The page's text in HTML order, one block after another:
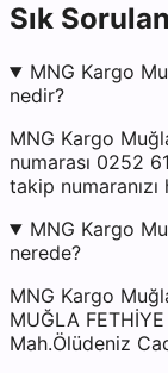
Sık
MNG Kargo
nedir?
MNG Kargo
numarası 0252
takip numaranızı
MNG Kargo
nerede?
MNG Kargo
MUĞLA
Mah.Ölüdeniz